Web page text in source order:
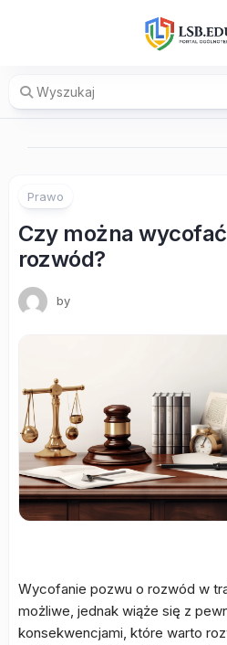
Prawo
Czy można
rozwód?
by
Wycofanie pozwu o rozwód w
możliwe, jednak wiąże się z
konsekwencjami, które warto